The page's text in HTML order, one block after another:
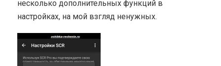
несколько дополнительных функций в
настройках, на мой взгляд ненужных.